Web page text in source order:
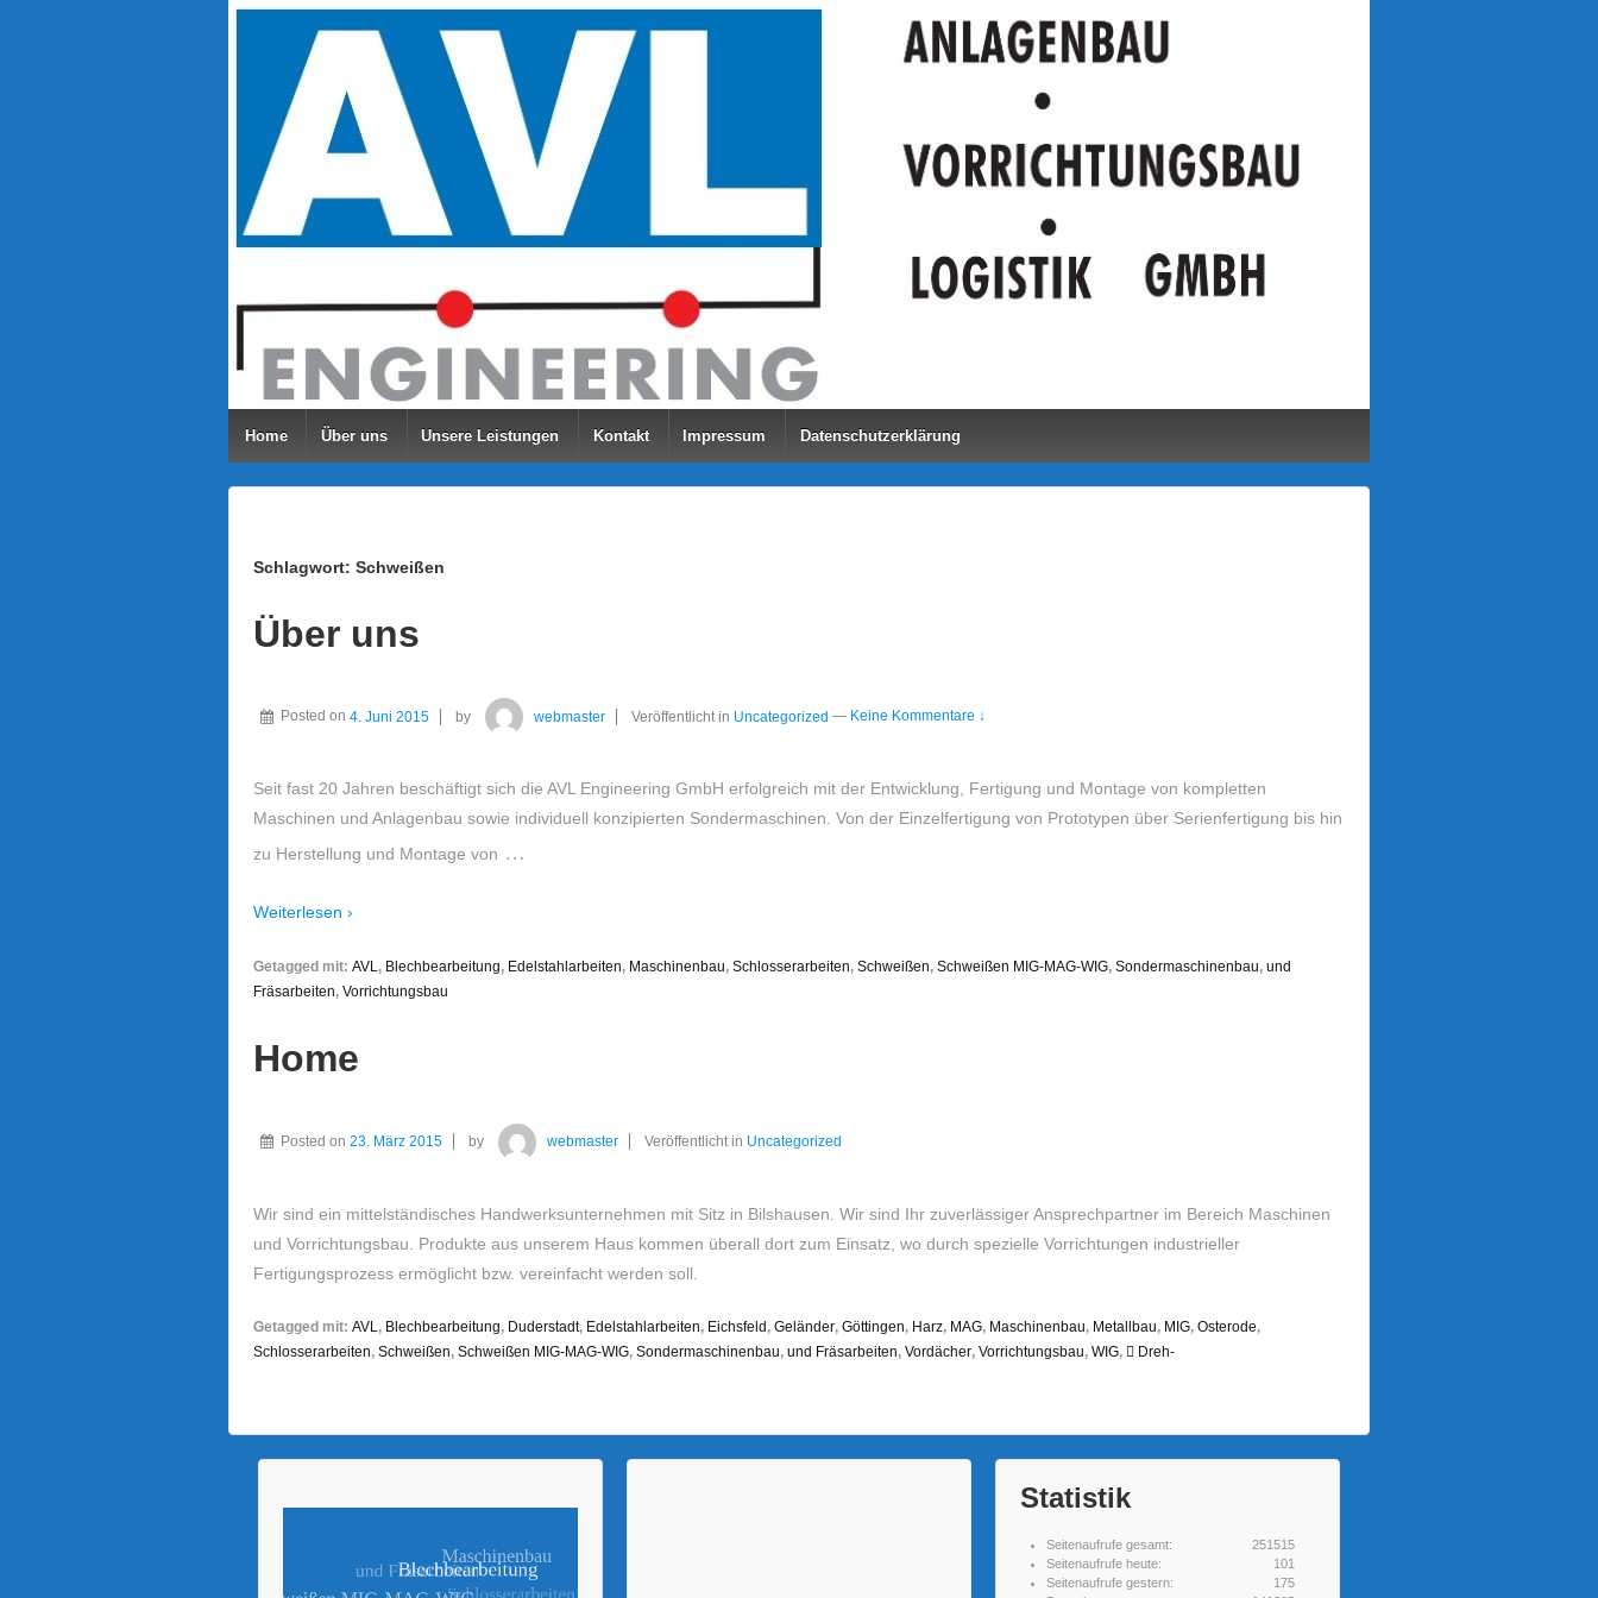
Home Über uns Unsere Leistungen Kontakt Impressum Datenschutzerklärung
Schlagwort: Schweißen
Über uns
Posted on 4. Juni 2015 by webmaster Veröffentlicht in Uncategorized — Keine Kommentare ↓
Seit fast 20 Jahren beschäftigt sich die AVL Engineering GmbH erfolgreich mit der Entwicklung, Fertigung und Montage von kompletten
Maschinen und Anlagenbau sowie individuell konzipierten Sondermaschinen. Von der Einzelfertigung von Prototypen über Serienfertigung bis hin
zu Herstellung und Montage von …
Weiterlesen ›
Getagged mit: AVL , Blechbearbeitung, Edelstahlarbeiten, Maschinenbau, Schlosserarbeiten, Schweißen, Schweißen MIG-MAG-WIG, Sondermaschinenbau, und
Fräsarbeiten, Vorrichtungsbau
Home
Posted on 23. März 2015 by webmaster Veröffentlicht in Uncategorized
Wir sind ein mittelständisches Handwerksunternehmen mit Sitz in Bilshausen. Wir sind Ihr zuverlässiger Ansprechpartner im Bereich Maschinen
und Vorrichtungsbau. Produkte aus unserem Haus kommen überall dort zum Einsatz, wo durch spezielle Vorrichtungen industrieller
Fertigungsprozess ermöglicht bzw. vereinfacht werden soll.
Getagged mit: AVL, Blechbearbeitung, Duderstadt, Edelstahlarbeiten, Eichsfeld , Geländer, Göttingen, Harz, MAG, Maschinenbau, Metallbau, MIG, Osterode,
Schlosserarbeiten, Schweißen, Schweißen MIG-MAG-WIG, Sondermaschinenbau, und Fräsarbeiten, Vordächer, Vorrichtungsbau, WIG,  Dreh-
Statistik
251515
Seitenaufrufe gesamt:
101
Seitenaufrufe heute:
175
Seitenaufrufe gestern: